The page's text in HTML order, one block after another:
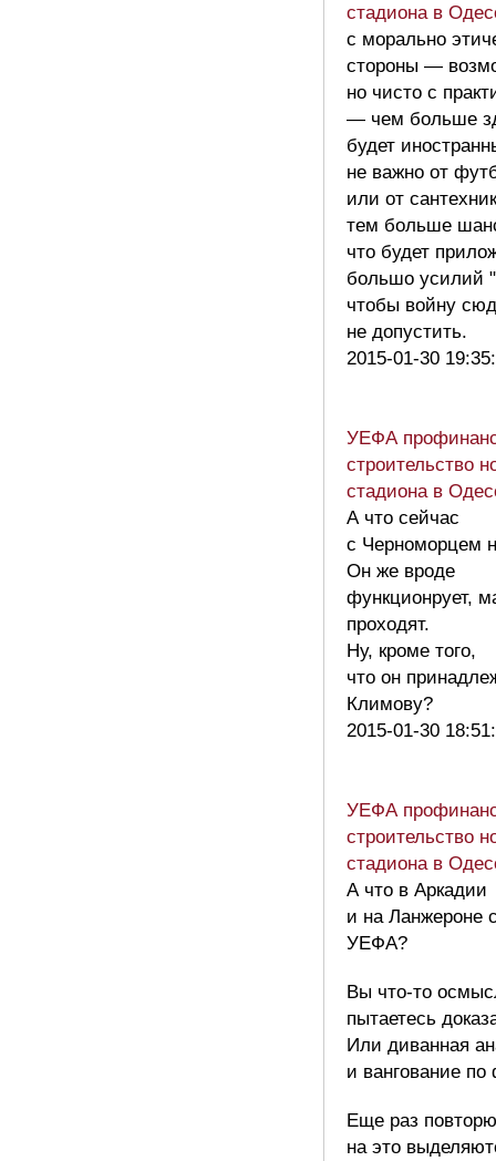
стадиона в
с морально
стороны —
но чисто с
— чем больше
будет
не важно от
или от
тем больше
что будет
большо усилий
чтобы войну
не допустить.
2015-01-30
УЕФА
строительство
стадиона в
А что сейчас
с Черноморцем
Он же вроде
функционрует,
проходят.
Ну, кроме того,
что он
Климову?
2015-01-30
УЕФА
строительство
стадиона в
А что в Аркадии
и на Ланжероне
УЕФА?
Вы что-то
пытаетесь
Или диванная
и вангование по
Еще раз
на это